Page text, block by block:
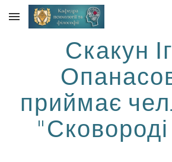
Skip to main content
Скакун
приймає